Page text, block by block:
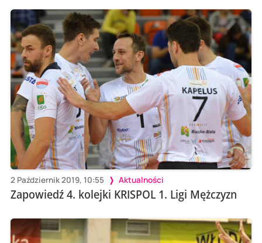
2 Październik 2019, 10:55 Aktualności
Zapowiedź 4. kolejki KRISPOL 1. Ligi Mężczyzn